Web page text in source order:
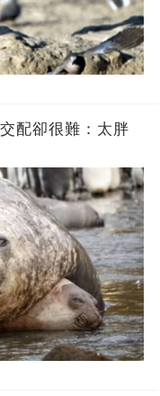
配卻很難：太胖